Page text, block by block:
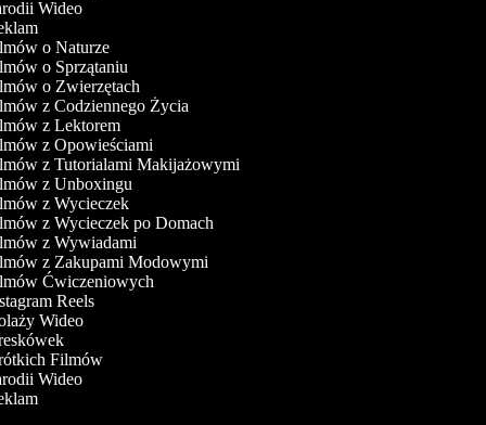
Wideo
o Naturze
o Sprzątaniu
o Zwierzętach
z Codziennego Życia
z Lektorem
z Opowieściami
z Tutorialami Makijażowymi
z Unboxingu
z Wycieczek
z Wycieczek po Domach
z Wywiadami
z Zakupami Modowymi
Ćwiczeniowych
Reels
Wideo
Filmów
Wideo